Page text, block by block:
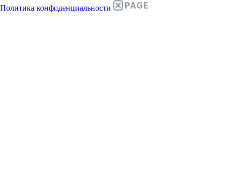
Политика конфиденциальности